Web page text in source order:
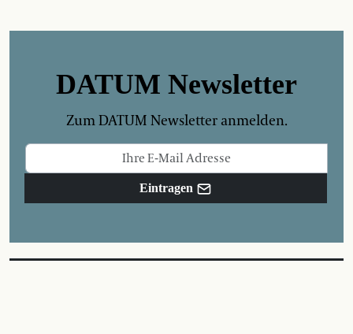
DATUM Newsletter
Zum DATUM Newsletter anmelden.
Eintragen